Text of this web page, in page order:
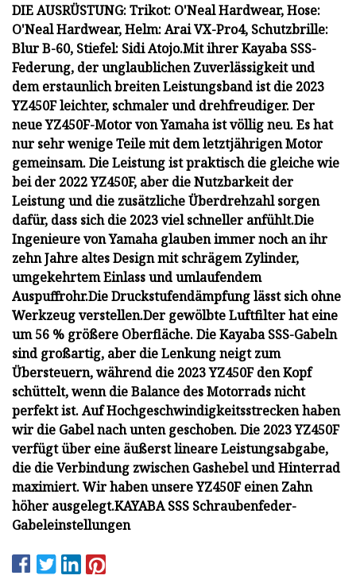
DIE AUSRÜSTUNG: Trikot: O'Neal Hardwear, Hose:
O'Neal Hardwear, Helm: Arai VX-Pro4, Schutzbrille:
Blur B-60, Stiefel: Sidi Atojo.Mit ihrer Kayaba SSS-
Federung, der unglaublichen Zuverlässigkeit und
dem erstaunlich breiten Leistungsband ist die 2023
YZ450F leichter, schmaler und drehfreudiger.Der
neue YZ450F-Motor von Yamaha ist völlig neu. Es hat
nur sehr wenige Teile mit dem letztjährigen Motor
gemeinsam. Die Leistung ist praktisch die gleiche wie
bei der 2022 YZ450F, aber die Nutzbarkeit der
Leistung und die zusätzliche Überdrehzahl sorgen
dafür, dass sich die 2023 viel schneller anfühlt.Die
Ingenieure von Yamaha glauben immer noch an ihr
zehn Jahre altes Design mit schrägem Zylinder,
umgekehrtem Einlass und umlaufendem
Auspuffrohr.Die Druckstufendämpfung lässt sich ohne
Werkzeug verstellen.Der gewölbte Luftfilter hat eine
um 56 % größere Oberfläche.Die Kayaba SSS-Gabeln
sind großartig, aber die Lenkung neigt zum
Übersteuern, während die 2023 YZ450F den Kopf
schüttelt, wenn die Balance des Motorrads nicht
perfekt ist. Auf Hochgeschwindigkeitsstrecken haben
wir die Gabel nach unten geschoben.Die 2023 YZ450F
verfügt über eine äußerst lineare Leistungsabgabe,
die die Verbindung zwischen Gashebel und Hinterrad
maximiert. Wir haben unsere YZ450F einen Zahn
höher ausgelegt.KAYABA SSS Schraubenfeder-
Gabeleinstellungen